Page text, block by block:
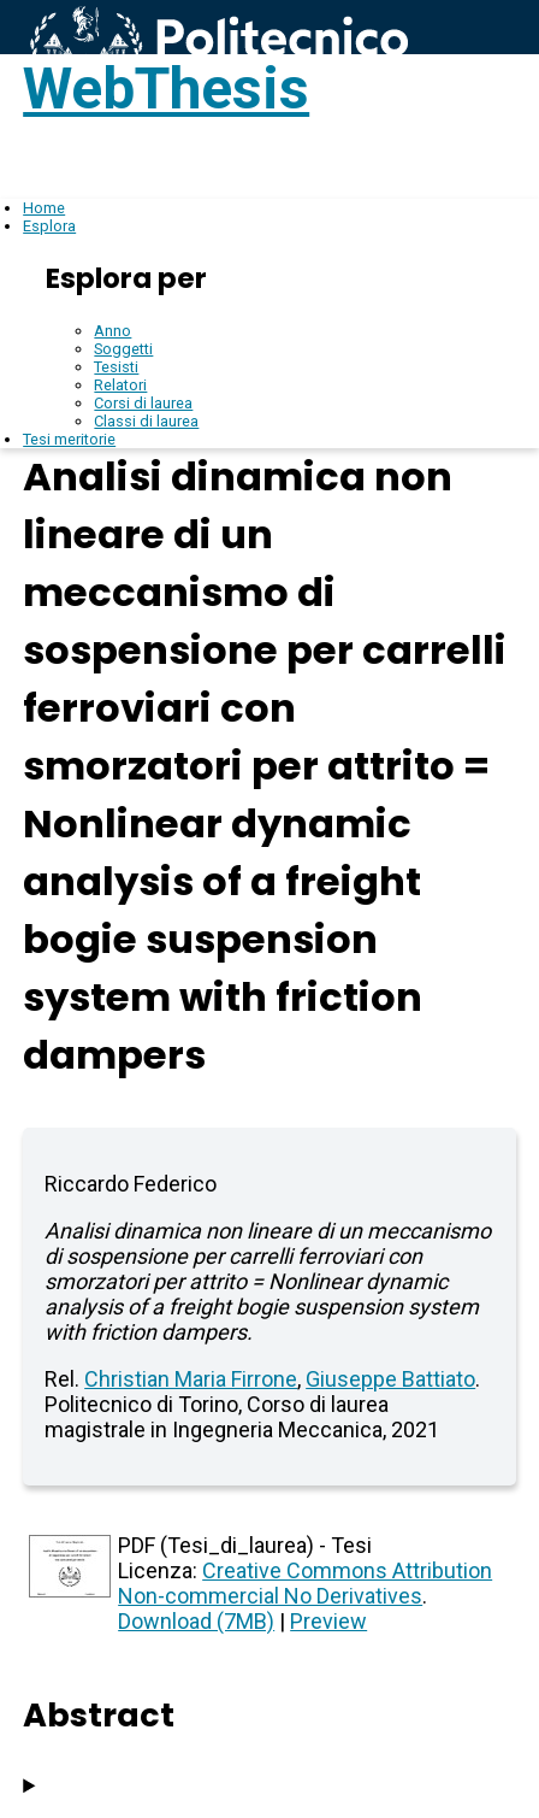
WebThesis
Home
Esplora
Esplora per
Anno
Soggetti
Tesisti
Relatori
Corsi di laurea
Classi di laurea
Tesi meritorie
Analisi dinamica non
lineare di un
meccanismo di
sospensione per carrelli
ferroviari con
smorzatori per attrito =
Nonlinear dynamic
analysis of a freight
bogie suspension
system with friction
dampers
Riccardo Federico
Analisi dinamica non lineare di un meccanismo
di sospensione per carrelli ferroviari con
smorzatori per attrito = Nonlinear dynamic
analysis of a freight bogie suspension system
with friction dampers.
Rel. Christian Maria Firrone, Giuseppe Battiato.
Politecnico di Torino, Corso di laurea
magistrale in Ingegneria Meccanica, 2021
PDF (Tesi_di_laurea) - Tesi
Licenza: Creative Commons Attribution
Non-commercial No Derivatives.
Download (7MB) | Preview
Abstract